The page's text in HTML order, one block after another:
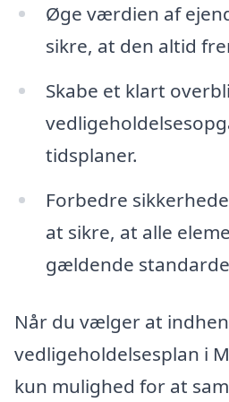
Øge værdien af
sikre, at den altid
Skabe et klart
tidsplaner.
Forbedre
at sikre, at alle
gældende
Når du vælger at
vedligeholdelsesplan i
kun mulighed for at